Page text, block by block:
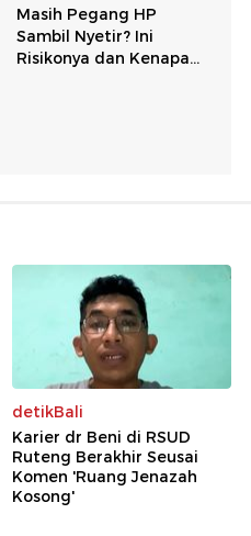
detikBali
Karier dr Beni di RSUD
Ruteng Berakhir Seusai
Komen 'Ruang Jenazah
Kosong'